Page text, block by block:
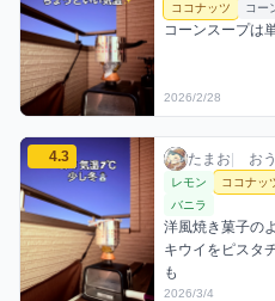
ココナッツ コー
コーンスープは
2026/2/28
たまおのココナッツミックス
4.3 たまお / お
たまお| お
利用フレー
レモン ココナッ
バニラ
コメント
洋風焼き菓子の
キウイをピスタ
も
評価
2026/3/4